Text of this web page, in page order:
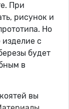
При
рисунок и
Но
изделие с
будет
в
вы